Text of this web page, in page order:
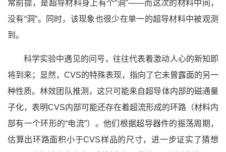
常前提，是超导材料身上有个“洞”——而这次的材料中间，
没有“洞”。同时，该现象也很少在单一的超导材料中被观测
到。
科学实验中遇见的问号，往往代表着激动人心的新知即
将到来；显然，CVS的特殊表现，指向了它未曾露面的另一
种性质。林效团队推测，这只可能来自超导体内部的磁通量
子化，表明CVS内部可能还存在着超流形成的环路（材料内
部有一个环形的“电流”）。他们根据超导器件的振荡周期，
估算出环路面积小于CVS样品的尺寸，进一步证实了猜想